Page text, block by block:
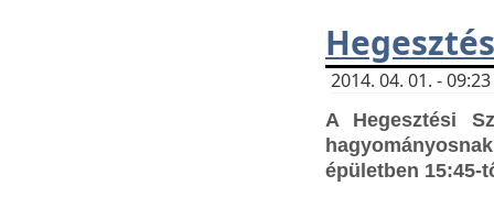
2014. 04. 01. -
A Hegesztési
épületben 15:45-